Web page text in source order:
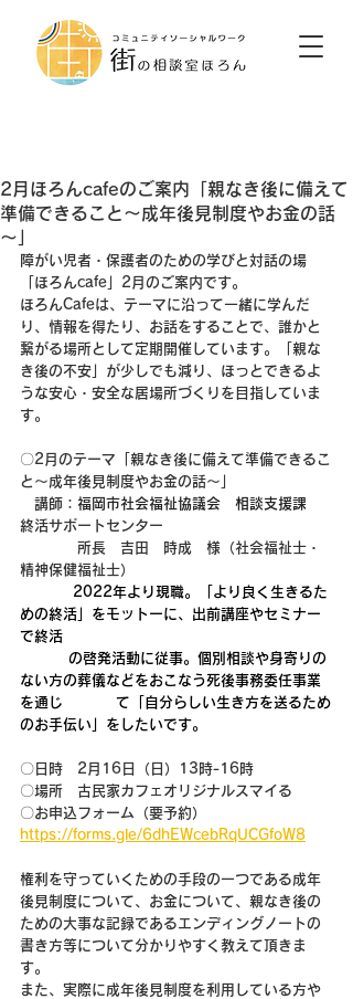
2月ほろんcafeのご案内「親なき後に備えて
準備できること～成年後見制度やお金の話
～」
障がい児者・保護者のための学びと対話の場
「ほろんcafe」2月のご案内です。
ほろんCafeは、テーマに沿って一緒に学んだ
り、情報を得たり、お話をすることで、誰かと
繋がる場所として定期開催しています。「親な
き後の不安」が少しでも減り、ほっとできるよ
うな安心・安全な居場所づくりを目指していま
す。
〇2月のテーマ「 親なき後に備えて準備できるこ
と～成年後見制度やお金の話～
講師： 福岡市社会福祉協議会　相談支援課
終活サポートセンター
所長　吉田　時成　様（社会福祉士・
精神保健福祉士）
2022年より現職。「より良く生きるた
めの終活」をモットーに、出前講座やセミナー
で終活
ない方の葬儀などをおこなう死後事務委任事業
を通じ            て「自分らしい生き方を送るため
のお手伝い」をしたいです。
〇日時　2月16日（日）13時-16時
〇場所　古民家カフェオリジナルスマイる
〇お申込フォーム（要予約）
https://forms.gle/6dhEWcebRqUCGfoW8
権利を守っていくための手段の一つである成年
後見制度について、お金について、親なき後の
ための大事な記録であるエンディングノートの
書き方等について分かりやすく教えて頂きま
す。
また、実際に成年後見制度を利用している方や